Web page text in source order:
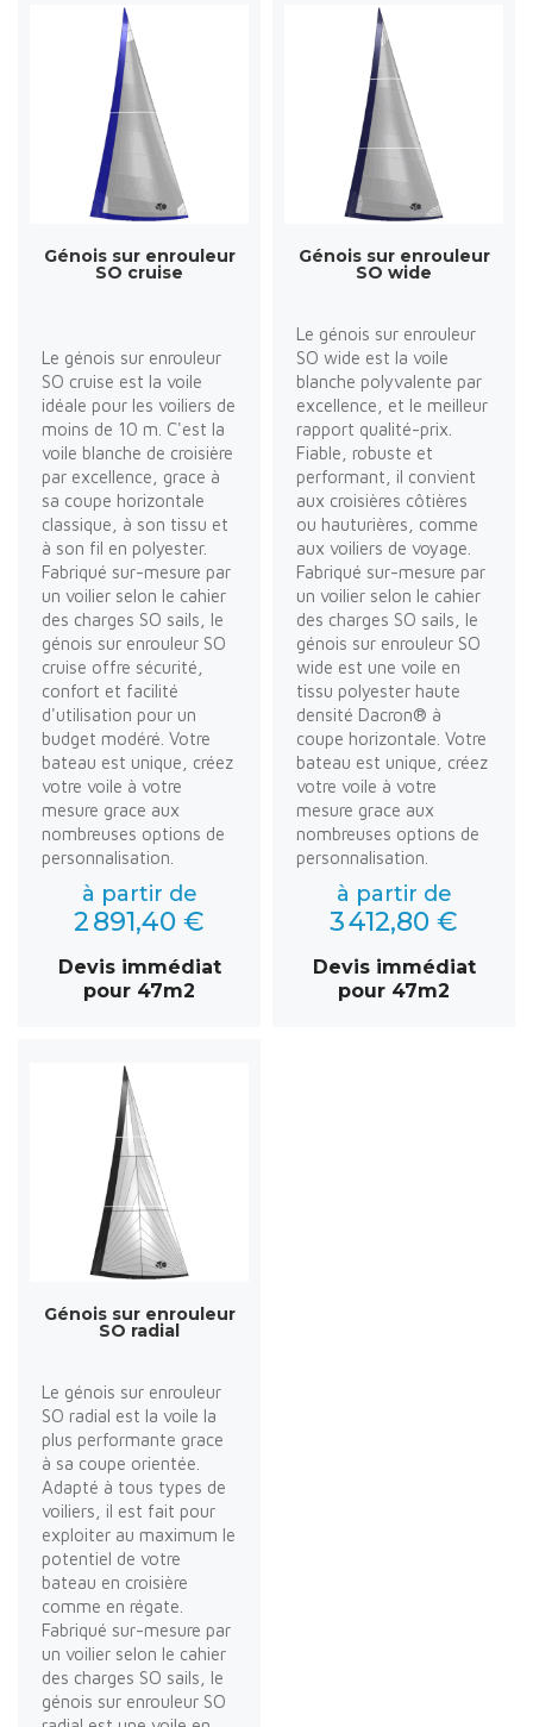
Génois sur enrouleur
SO cruise
Le génois sur enrouleur
SO cruise est la voile
idéale pour les voiliers de
moins de 10 m. C'est la
voile blanche de croisière
par excellence, grace à
sa coupe horizontale
classique, à son tissu et
à son fil en polyester.
Fabriqué sur-mesure par
un voilier selon le cahier
des charges SO sails, le
génois sur enrouleur SO
cruise offre sécurité,
confort et facilité
d'utilisation pour un
budget modéré. Votre
bateau est unique, créez
votre voile à votre
mesure grace aux
nombreuses options de
personnalisation.
à partir de
2 891,40 €
Devis immédiat
pour 47m2
Génois sur enrouleur
SO wide
Le génois sur enrouleur
SO wide est la voile
blanche polyvalente par
excellence, et le meilleur
rapport qualité-prix.
Fiable, robuste et
performant, il convient
aux croisières côtières
ou hauturières, comme
aux voiliers de voyage.
Fabriqué sur-mesure par
un voilier selon le cahier
des charges SO sails, le
génois sur enrouleur SO
wide est une voile en
tissu polyester haute
densité Dacron® à
coupe horizontale. Votre
bateau est unique, créez
votre voile à votre
mesure grace aux
nombreuses options de
personnalisation.
à partir de
3 412,80 €
Devis immédiat
pour 47m2
Génois sur enrouleur
SO radial
Le génois sur enrouleur
SO radial est la voile la
plus performante grace
à sa coupe orientée.
Adapté à tous types de
voiliers, il est fait pour
exploiter au maximum le
potentiel de votre
bateau en croisière
comme en régate.
Fabriqué sur-mesure par
un voilier selon le cahier
des charges SO sails, le
génois sur enrouleur SO